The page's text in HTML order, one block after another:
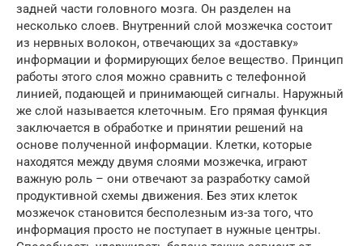
задней части головного мозга. Он разделен на
несколько слоев. Внутренний слой мозжечка состоит
из нервных волокон, отвечающих за «доставку»
информации и формирующих белое вещество. Принцип
работы этого слоя можно сравнить с телефонной
линией, подающей и принимающей сигналы. Наружный
же слой называется клеточным. Его прямая функция
заключается в обработке и принятии решений на
основе полученной информации. Клетки, которые
находятся между двумя слоями мозжечка, играют
важную роль – они отвечают за разработку самой
продуктивной схемы движения. Без этих клеток
мозжечок становится бесполезным из-за того, что
информация просто не поступает в нужные центры.